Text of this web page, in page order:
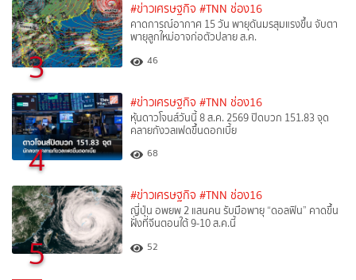
3
#ข่าวเศรษฐกิจ #TNN ช่อง16
คาดการณ์อากาศ 15 วัน พายุดันมรสุมแรงขึ้น จับตา
พายุลูกใหม่อาจก่อตัวปลาย ส.ค.
46
4
#ข่าวเศรษฐกิจ #TNN ช่อง16
หุ้นดาวโจนส์วันนี้ 8 ส.ค. 2569 ปิดบวก 151.83 จุด
คลายกังวลเฟดขึ้นดอกเบี้ย
68
5
#ข่าวเศรษฐกิจ #TNN ช่อง16
ญี่ปุ่น อพยพ 2 แสนคน รับมือพายุ “ดอลฟิน” คาดขึ้น
ฝั่งที่จีนตอนใต้ 9-10 ส.ค.นี้
52